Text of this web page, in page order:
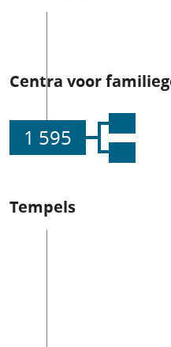
Centra voor
1 595
Tempels